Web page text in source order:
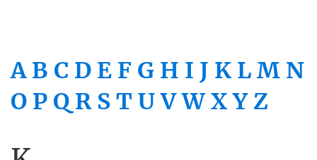
A B C D E F G H I J K L M N
O P Q R S T U V W X Y Z